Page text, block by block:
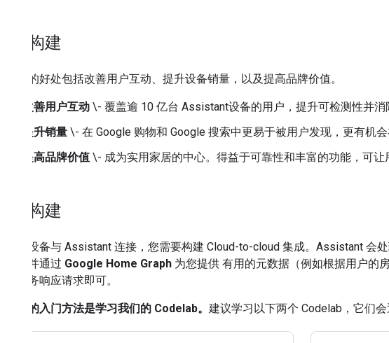
为何构建
这样做的好处包括改善用户互动、提升设备销量，以及提高品牌价值。
改善用户互动 \- 覆盖逾 10 亿台 Assistant设备的用户，提升可检测性并
提升销量 \- 在 Google 购物和 Google 搜索中更易于被用户发现，更有机
提高品牌价值 \- 成为实用家居的中心。得益于可靠性和丰富的功能，可让
如何构建
如需将设备与 Assistant 连接，您需要构建 Cloud-to-cloud 集成。 Assistant 会
言），并通过 Google Home Graph 为您提供 有用的元数据（例如根据用户的
方式服务响应请求即可。
最简单的入门方法是学习我们的 Codelab。 建议学习以下两个 Codelab，它们